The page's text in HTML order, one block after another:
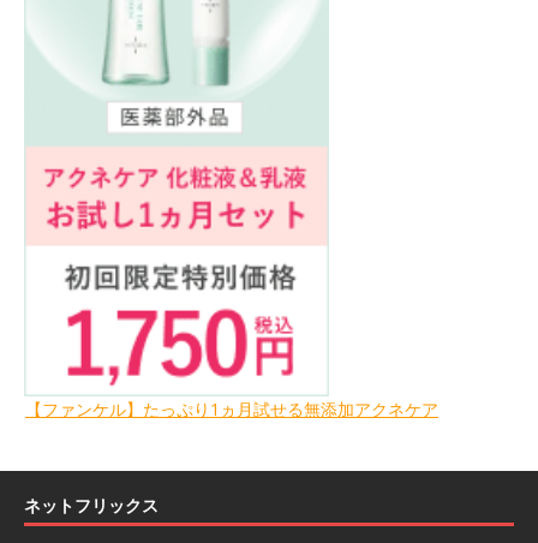
【ファンケル】たっぷり1ヵ月試せる無添加アクネケア
ネットフリックス